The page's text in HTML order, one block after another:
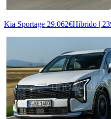
Kia Sportage 29.062€Híbrido |